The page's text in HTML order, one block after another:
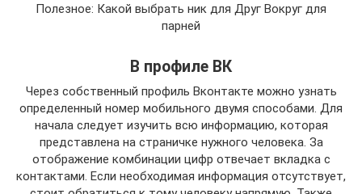
Полезное: Какой выбрать ник для Друг Вокруг для
парней
В профиле ВК
Через собственный профиль Вконтакте можно узнать
определенный номер мобильного двумя способами. Для
начала следует изучить всю информацию, которая
представлена на страничке нужного человека. За
отображение комбинации цифр отвечает вкладка с
контактами. Если необходимая информация отсутствует,